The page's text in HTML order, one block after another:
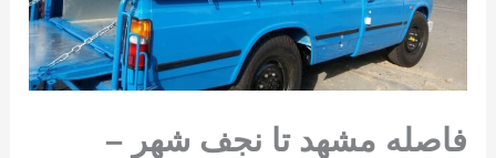
فاصله مشهد تا نجف شهر –